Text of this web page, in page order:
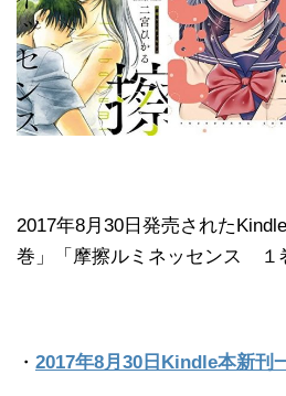
2017年8月30日発売された
巻」「摩擦ルミネッセンス １
・ 2017年8月30日Kindle本新刊